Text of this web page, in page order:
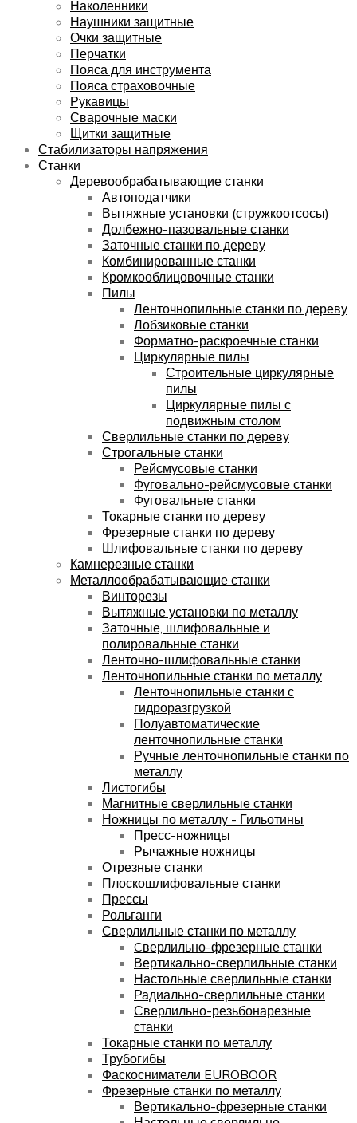
Наколенники
Наушники защитные
Очки защитные
Перчатки
Пояса для инструмента
Пояса страховочные
Рукавицы
Сварочные маски
Щитки защитные
Стабилизаторы напряжения
Станки
Деревообрабатывающие станки
Автоподатчики
Вытяжные установки (стружкоотсосы)
Долбежно-пазовальные станки
Заточные станки по дереву
Комбинированные станки
Кромкооблицовочные станки
Пилы
Ленточнопильные станки по дереву
Лобзиковые станки
Форматно-раскроечные станки
Циркулярные пилы
Строительные циркулярные
пилы
Циркулярные пилы с
подвижным столом
Сверлильные станки по дереву
Строгальные станки
Рейсмусовые станки
Фуговально-рейсмусовые станки
Фуговальные станки
Токарные станки по дереву
Фрезерные станки по дереву
Шлифовальные станки по дереву
Камнерезные станки
Металлообрабатывающие станки
Винторезы
Вытяжные установки по металлу
Заточные, шлифовальные и
полировальные станки
Ленточно-шлифовальные станки
Ленточнопильные станки по металлу
Ленточнопильные станки с
гидроразгрузкой
Полуавтоматические
ленточнопильные станки
Ручные ленточнопильные станки по
металлу
Листогибы
Магнитные сверлильные станки
Ножницы по металлу - Гильотины
Пресс-ножницы
Рычажные ножницы
Отрезные станки
Плоскошлифовальные станки
Прессы
Рольганги
Сверлильные станки по металлу
Cверлильно-фрезерные станки
Вертикально-сверлильные станки
Настольные сверлильные станки
Радиально-сверлильные станки
Сверлильно-резьбонарезные
станки
Токарные станки по металлу
Трубогибы
Фаскосниматели EUROBOOR
Фрезерные станки по металлу
Вертикально-фрезерные станки